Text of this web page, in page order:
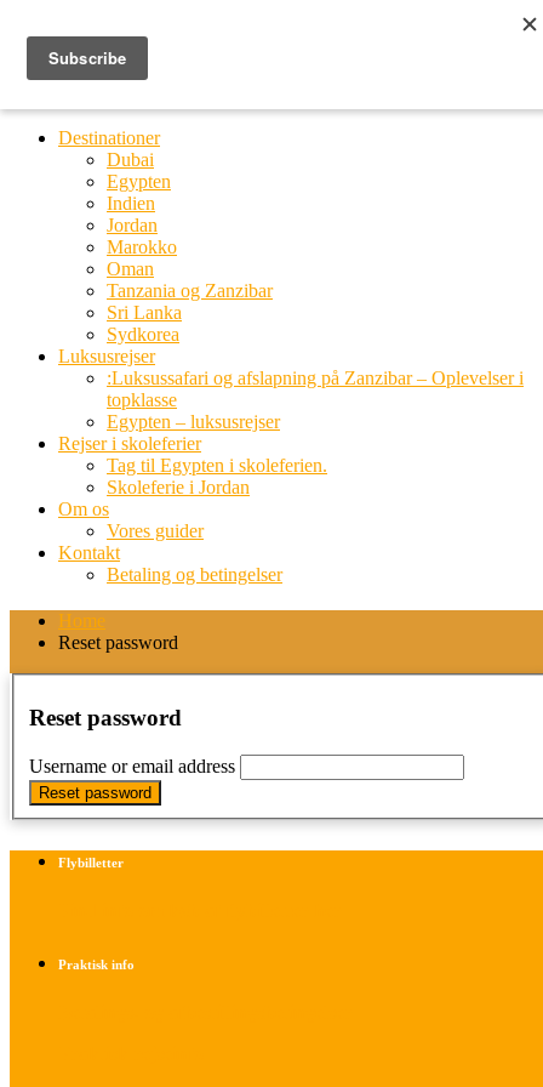
Ring til os
20 66 03 08
Destinationer
Dubai
Egypten
Indien
Jordan
Marokko
Oman
Tanzania og Zanzibar
Sri Lanka
Sydkorea
Luksusrejser
:Luksussafari og afslapning på Zanzibar – Oplevelser i
topklasse
Egypten – luksusrejser
Rejser i skoleferier
Tag til Egypten i skoleferien.
Skoleferie i Jordan
Om os
Vores guider
Kontakt
Betaling og betingelser
Home
Reset password
Reset password
Username or email address
Flybilletter
Praktisk info